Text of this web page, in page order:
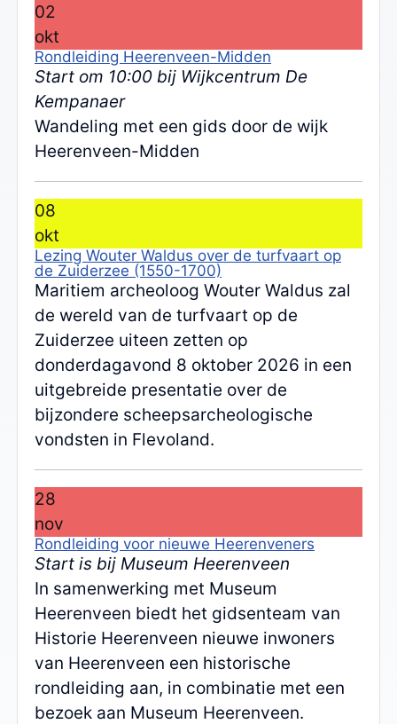
02
okt
Rondleiding Heerenveen-Midden
Start om 10:00 bij Wijkcentrum De
Kempanaer
Wandeling met een gids door de wijk
Heerenveen-Midden
08
okt
Lezing Wouter Waldus over de turfvaart op
de Zuiderzee (1550-1700)
Maritiem archeoloog Wouter Waldus zal
de wereld van de turfvaart op de
Zuiderzee uiteen zetten op
donderdagavond 8 oktober 2026 in een
uitgebreide presentatie over de
bijzondere scheepsarcheologische
vondsten in Flevoland.
28
nov
Rondleiding voor nieuwe Heerenveners
Start is bij Museum Heerenveen
In samenwerking met Museum
Heerenveen biedt het gidsenteam van
Historie Heerenveen nieuwe inwoners
van Heerenveen een historische
rondleiding aan, in combinatie met een
bezoek aan Museum Heerenveen.